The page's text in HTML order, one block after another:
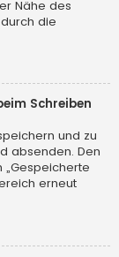
Nähe des
die
Schreiben
und zu
absenden. Den
„Gespeicherte
erneut